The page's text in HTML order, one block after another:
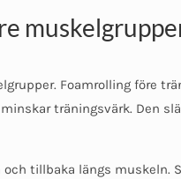
Foamrolling före
träningsvärk. Den
tillbaka längs muskeln.